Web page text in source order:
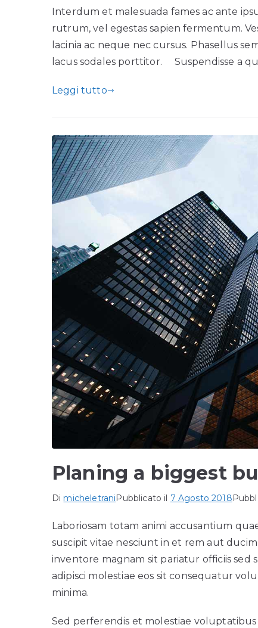
Interdum et malesuada fames ac ante
rutrum, vel egestas sapien fermentum.
lacinia ac neque nec cursus. Phasellus
lacus sodales porttitor. Suspendisse a
Leggi tutto
Planing a biggest
Di micheletraniPubblicato il 7 Agosto 2018
Laboriosam totam animi accusantium
suscipit vitae nesciunt in et rem aut
inventore magnam sit pariatur officiis sed
adipisci molestiae eos sit consequatur
minima.
Sed perferendis et molestiae